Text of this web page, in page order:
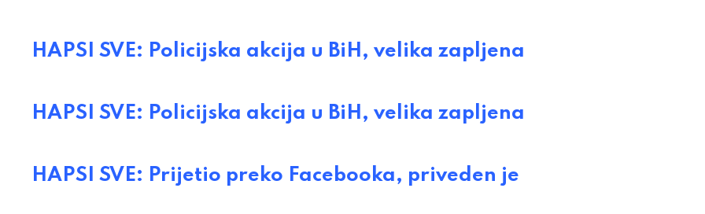
HAPSI SVE: Policijska akcija u BiH, velika zapljena
HAPSI SVE: Policijska akcija u BiH, velika zapljena
HAPSI SVE: Prijetio preko Facebooka, priveden je